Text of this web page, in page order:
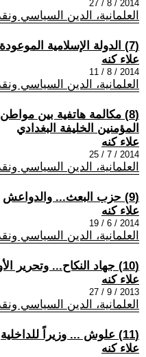
2014 / 8 / 27
العلمانية، الدين السياسي
(7) الدولة الإسلامية الموعودة ... وسوق عكاظ
علاء كنه
2014 / 8 / 11
العلمانية، الدين السياسي
(8) مكالمة هاتفية بين
المؤمنين الخليفة البغدادي
علاء كنه
2014 / 7 / 25
العلمانية، الدين السياسي
(9) حزب البعث... والدواعش
علاء كنه
2014 / 6 / 19
العلمانية، الدين السياسي
(10) جهاد النكاح... وتحرير الأوطان
علاء كنه
2013 / 9 / 27
العلمانية، الدين السياسي
(11) علوش ... وزيراً للداخلية
علاء كنه